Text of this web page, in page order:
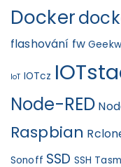
Docker
flashování fw
IoT IOTcz
Node-RED
Raspbian
Sonoff SSD SSH